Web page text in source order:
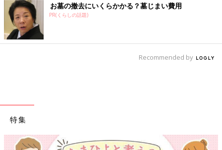
お墓の撤去にいくらかかる？墓じまい費用
PR(くらしの話題)
Recommended by
特集